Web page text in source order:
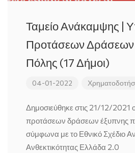
Ταμείο Ανάκαμψης |
Προτάσεων
Πόλης (17 Δήμοι)
04-01-2022
Δημοσιεύθηκε στις 21/12/2021
προτάσεων δράσεων έξυπνης
σύμφωνα με το Εθνικό Σχέδιο
Ανθεκτικότητας Ελλάδα 2.0